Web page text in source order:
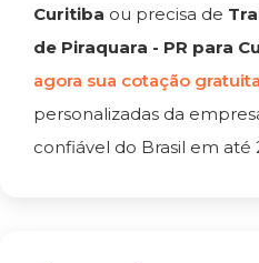
Curitiba ou precisa de
de Piraquara - PR para
agora sua cotação gratuita
personalizadas da
confiável do Brasil em até